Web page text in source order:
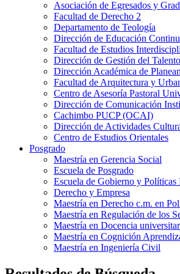
Asociación de Egresados y
Facultad de Derecho 2
Departamento de Teología
Dirección de Educación
Facultad de Estudios
Dirección de Gestión del
Dirección Académica de
Facultad de Arquitectura y
Centro de Asesoría Pastoral
Dirección de Comunicación
Cachimbo PUCP (OCAI)
Dirección de Actividades
Centro de Estudios Orientales
Posgrado
Maestría en Gerencia Social
Escuela de Posgrado
Escuela de Gobierno y Políticas
Derecho y Empresa
Maestría en Derecho c.m. en
Maestría en Regulación de los
Maestría en Docencia
Maestría en Cognición
Maestría en Ingeniería Civil